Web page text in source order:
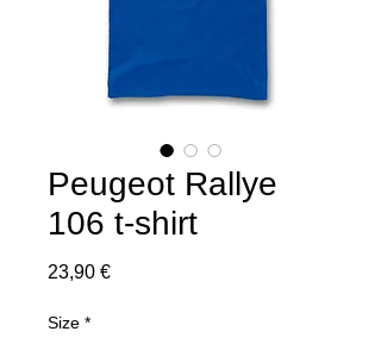
Peugeot Rallye
106 t-shirt
23,90 €Τιμή
Size *